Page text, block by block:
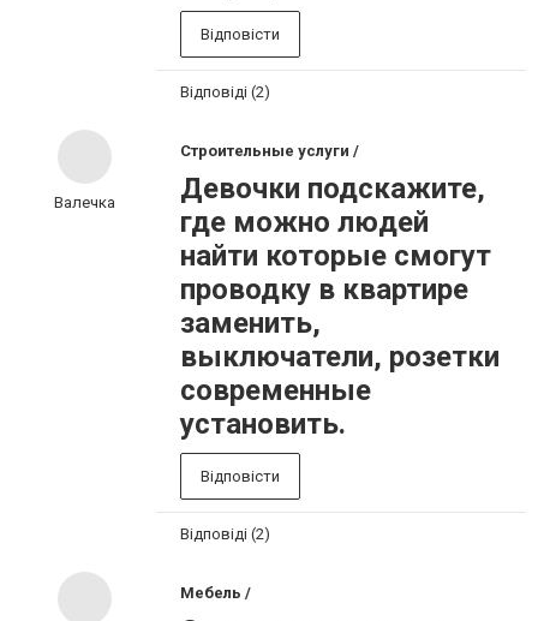
Відповісти
Відповіді (2)
Валечка
Строительные услуги /
Девочки подскажите,
где можно людей
найти которые смогут
проводку в квартире
заменить,
выключатели, розетки
современные
установить.
Відповісти
Відповіді (2)
Мебель /